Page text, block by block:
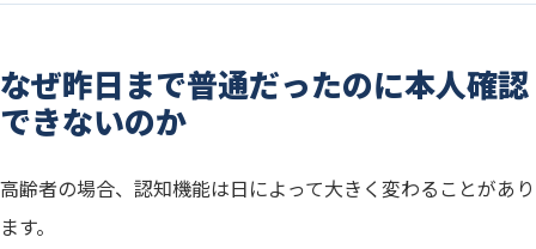
なぜ昨日まで普通だったのに本人確認
できないのか
高齢者の場合、認知機能は日によって大きく変わることがあり
ます。